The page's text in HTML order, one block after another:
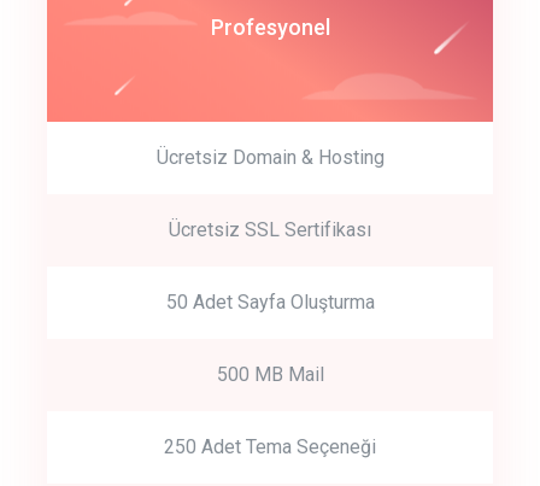
Get Started
Start by trying our service for 30 days free trial no credit card
Profesyonel
Ücretsiz Domain & Hosting
Ücretsiz SSL Sertifikası
50 Adet Sayfa Oluşturma
500 MB Mail
250 Adet Tema Seçeneği
Start Up